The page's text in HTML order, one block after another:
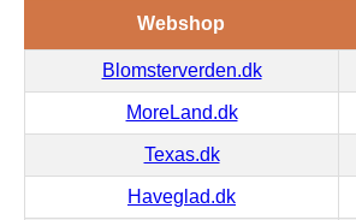
Webshop
Blomsterverden.dk
MoreLand.dk
Texas.dk
Haveglad.dk